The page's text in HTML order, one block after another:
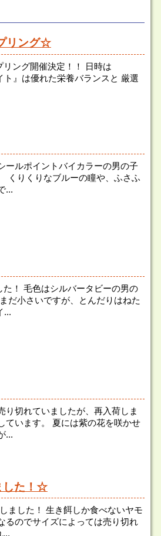
リング☆
ング開催決定！！ 日時は
ト』は優れた栄養バランスと 厳選
ールポイントバイカラーの男の子
くりくりなブルーの瞳や、ふさふ
...
！ 毛色はシルバータビーの男の
だ小さいですが、とんだりはねた
...
り切れていましたが、再入荷しま
ています。 夏には紫の花を咲かせ
...
した！☆
ました！ 生き餌しか食べないヤモ
るのでサイズによっては売り切れ
...